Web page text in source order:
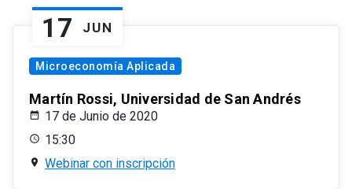
17 JUN
Microeconomía Aplicada
Martín Rossi, Universidad de San Andrés
17 de Junio de 2020
15:30
Webinar con inscripción